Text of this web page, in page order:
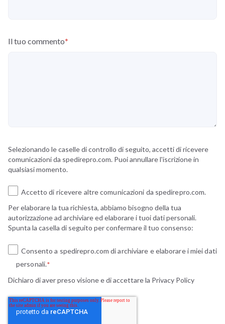
Il tuo commento*
Selezionando le caselle di controllo di seguito, accetti di ricevere
comunicazioni da spedirepro.com. Puoi annullare l'iscrizione in
qualsiasi momento.
Accetto di ricevere altre comunicazioni da spedirepro.com.
Per elaborare la tua richiesta, abbiamo bisogno della tua
autorizzazione ad archiviare ed elaborare i tuoi dati personali.
Spunta la casella di seguito per confermare il tuo consenso:
Consento a spedirepro.com di archiviare e elaborare i miei dati
personali.*
Dichiaro di aver preso visione e di accettare la Privacy Policy